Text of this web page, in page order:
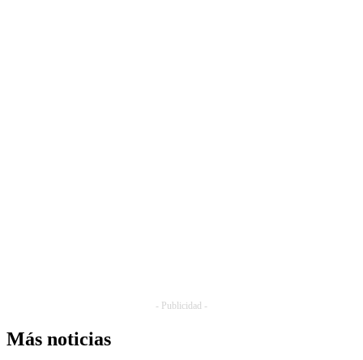
- Publicidad -
Más noticias